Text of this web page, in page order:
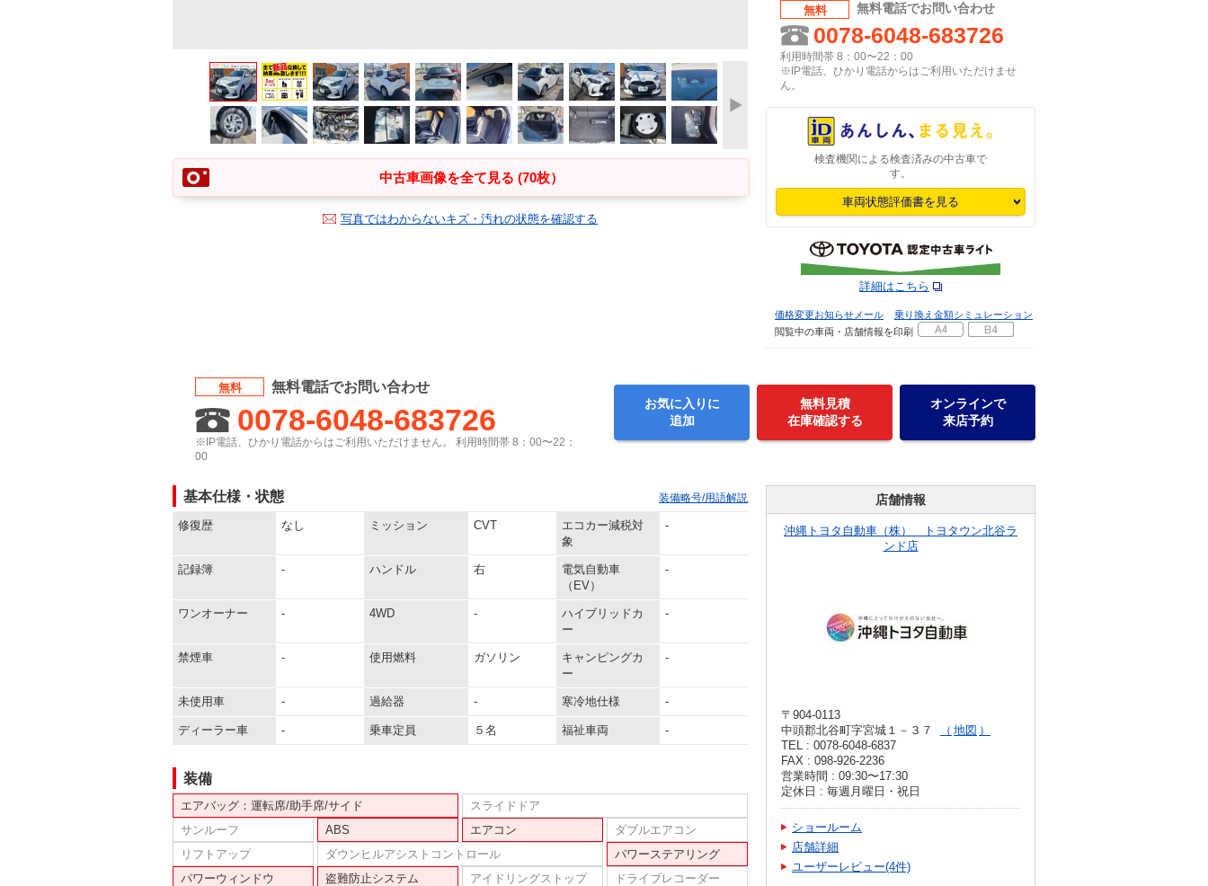
中古車画像を全て見る (70枚）
写真ではわからないキズ・汚れの状態を確認する
無料 無料電話でお問い合わせ
0078-6048-683726
利用時間帯 8：00〜22：00
※IP電話、ひかり電話からはご利用いただけませ
ん。
検査機関による検査済みの中古車で
す。
車両状態評価書を見る
詳細はこちら
価格変更お知らせメール
乗り換え金額シミュレーション
閲覧中の車両・店舗情報を印刷
無料 無料電話でお問い合わせ
0078-6048-683726
※IP電話、ひかり電話からはご利用いただけません。 利用時間帯 8：00〜22：
00
お気に入りに
追加
無料見積
在庫確認する
オンラインで
来店予約
基本仕様・状態 装備略号/用語解説
修復歴 なし ミッション CVT
エコカー減税対
象
-
記録簿 - ハンドル 右
電気自動車
（EV）
-
ワンオーナー - 4WD -
ハイブリッドカ
ー
-
禁煙車 - 使用燃料 ガソリン
キャンピングカ
ー
-
未使用車 - 過給器 - 寒冷地仕様 -
ディーラー車 - 乗車定員 ５名 福祉車両 -
装備
エアバッグ：運転席/助手席/サイド
スライドドア
サンルーフ
ABS エアコン
ダブルエアコン
リフトアップ
ダウンヒルアシストコントロール
パワーステアリング
パワーウィンドウ
盗難防止システム アイドリングストップ
ドライブレコーダー
店舗情報
沖縄トヨタ自動車（株） トヨタウン北谷ラ
ンド店
〒904-0113
中頭郡北谷町字宮城１－３７
地図
TEL : 0078-6048-6837
FAX : 098-926-2236
営業時間 : 09:30〜17:30
定休日 : 毎週月曜日・祝日
ショールーム
店舗詳細
ユーザーレビュー(4件)